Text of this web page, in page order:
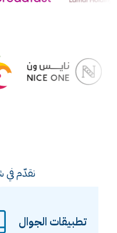
نقدّم في
تطبيقات الجوال